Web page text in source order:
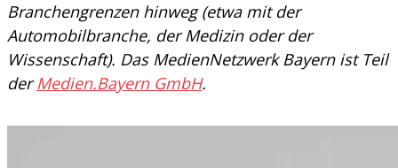
Branchengrenzen hinweg (etwa mit der
Automobilbranche, der Medizin oder der
Wissenschaft). Das MedienNetzwerk Bayern ist Teil
derMedien.BayernGmbH.